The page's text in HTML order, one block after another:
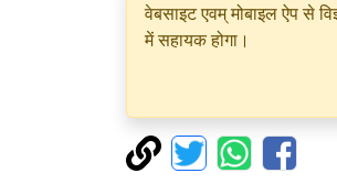
वेबसाइट एवम् मोबाइल ऐप से
में सहायक होगा।